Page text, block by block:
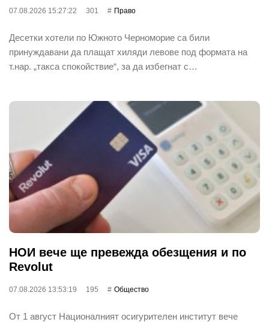
07.08.2026 15:27:22 301 Право
Десетки хотели по Южното Черноморие са били
принуждавани да плащат хиляди левове под формата на
т.нар. „такса спокойствие“, за да избегнат с…
НОИ вече ще превежда обезщения и по
Revolut
07.08.2026 13:53:19 195 Общество
От 1 август Националният осигурителен институт вече